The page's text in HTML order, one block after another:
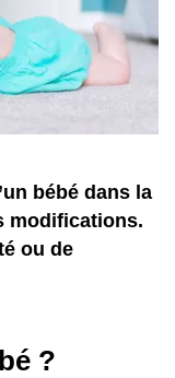
bébé dans la
modifications.
ou de
?